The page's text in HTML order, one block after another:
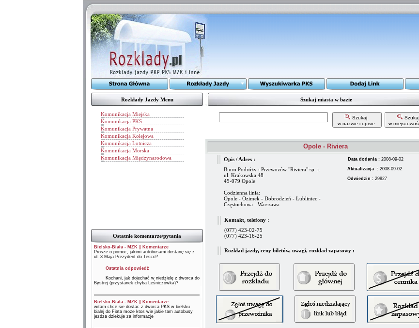
Rozkłady Jazdy Menu
Komunikacja Miejska
Komunikacja PKS
Komunikacja Prywatna
Komunikacja Kolejowa
Komunikacja Lotnicza
Komunikacja Morska
Komunikacja Międzynarodowa
Ostatnie komentarze/pytania
Bielsko-Biała - MZK||
Komentarze
Prosze o pomoc, jakimi autobusami dostanę się z
ul. 3 Maja Prezydent do Tesco?
Ostatnia odpowiedź
Kochani, jak dojechać w niedzielę z dworca do
Bystrej (przystanek chyba Leśniczówka)?
Bielsko-Biała - MZK||
Komentarze
witam chce sie dostac z dworca PKS w bielsku
bialej do Fiata moze ktos wie jakie tam autobusy
jezdza dziekuje za informacje
Szukaj miasta w bazie
Szukaj
w nazwie i opisie
w
Opole - Riviera
Opis / Adres : Data dodania : 2008-09-02
Biuro Podróży i Przewozów "Riviera" sp. j.
ul. Krakowska 48
45-079 Opole
Codzienna linia:
Opole - Ozimek - Dobrodzień - Lubliniec -
Częstochowa - Warszawa
Aktualizacja : 2008-09-02
Odwiedzin : 29827
Kontakt, telefony :
(077) 423-02-75
(077) 423-16-25
Rozkład jazdy, ceny biletów, uwagi, rozkład zapasowy :